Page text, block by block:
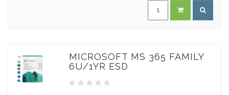
MICROSOFT MS 365 FAMILY
6U/1YR ESD